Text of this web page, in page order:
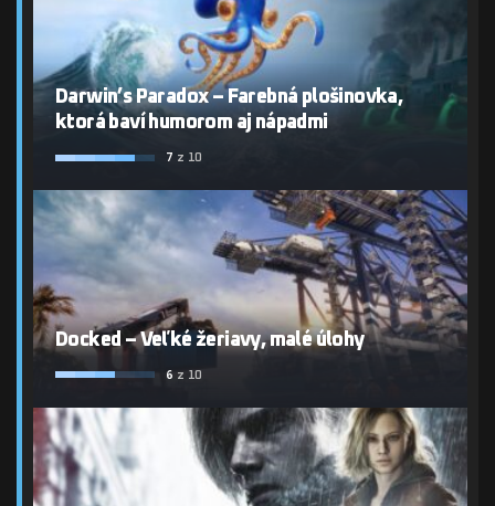
Darwin’s Paradox – Farebná plošinovka,
ktorá baví humorom aj nápadmi
7 z 10
Docked – Veľké žeriavy, malé úlohy
6 z 10